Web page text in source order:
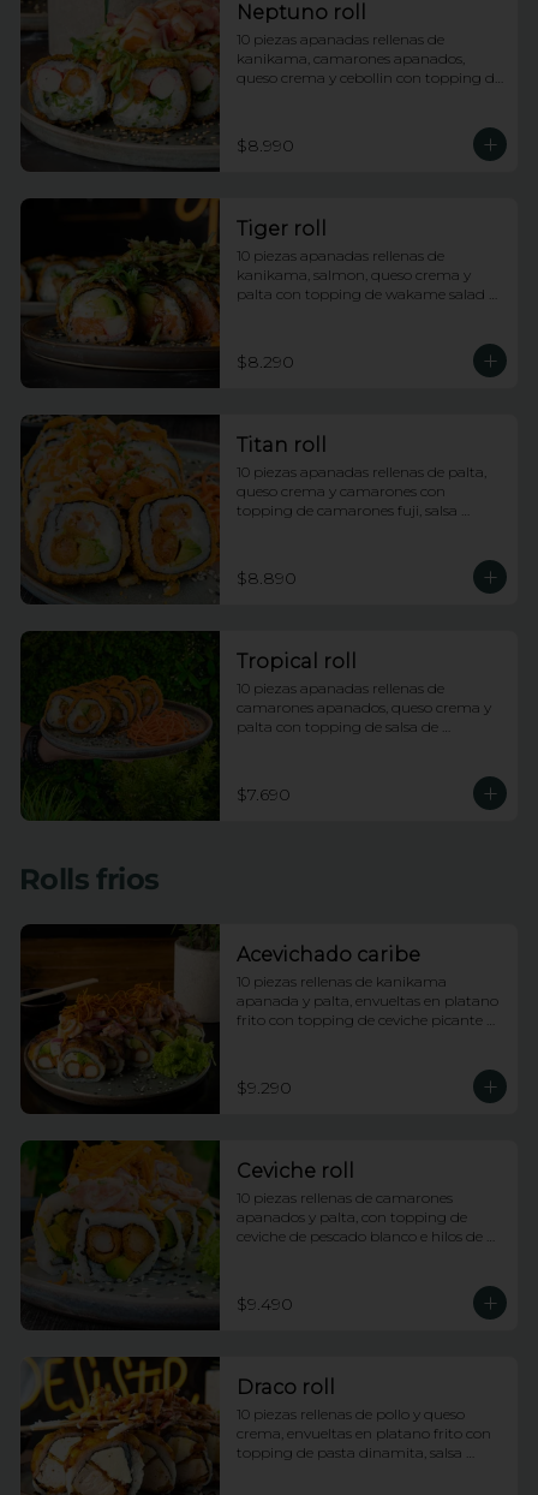
Neptuno roll
10 piezas apanadas rellenas de
kanikama, camarones apanados,
queso crema y cebollin con topping de
$8.990
Tiger roll
10 piezas apanadas rellenas de
kanikama, salmon, queso crema y
palta con topping de wakame salad y
$8.290
Titan roll
10 piezas apanadas rellenas de palta,
queso crema y camarones con
topping de camarones fuji, salsa
$8.890
Tropical roll
10 piezas apanadas rellenas de
camarones apanados, queso crema y
palta con topping de salsa de
$7.690
Rolls frios
Acevichado caribe
10 piezas rellenas de kanikama
apanada y palta, envueltas en platano
frito con topping de ceviche picante de
$9.290
Ceviche roll
10 piezas rellenas de camarones
apanados y palta, con topping de
ceviche de pescado blanco e hilos de
$9.490
Draco roll
10 piezas rellenas de pollo y queso
crema, envueltas en platano frito con
topping de pasta dinamita, salsa